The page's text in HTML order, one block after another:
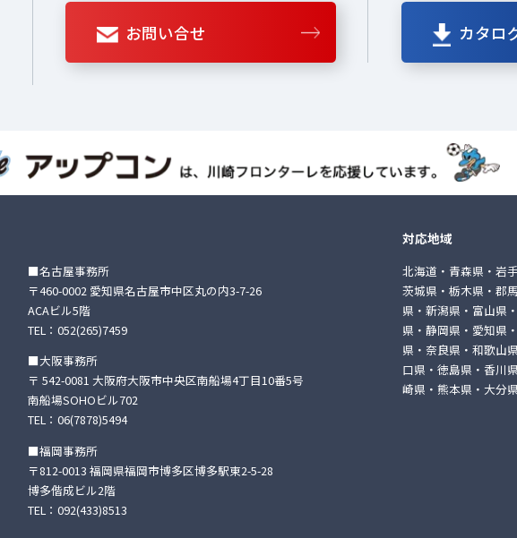
お問い合せ カタロ
■名古屋事務所
〒460-0002 愛知県名古屋市中区丸の内3-7-26
ACAビル5階
TEL： 052(265)7459
■大阪事務所
〒 542-0081 大阪府大阪市中央区南船場4丁目10番5号
南船場SOHOビル702
TEL： 06(7878)5494
■福岡事務所
〒812-0013 福岡県福岡市博多区博多駅東2-5-28
博多偕成ビル2階
TEL： 092(433)8513
対応地域
北海道・青森県・岩
茨城県・栃木県・郡
県・新潟県・富山県
県・静岡県・愛知県
県・奈良県・和歌山
口県・徳島県・香川
崎県・熊本県・大分